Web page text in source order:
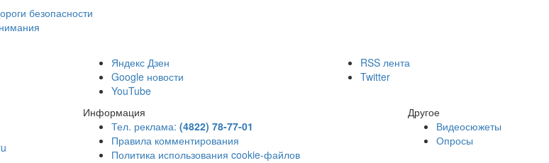
безопасности
Яндекс Дзен
Google новости
YouTube
RSS лента
Twitter
Информация
Тел. реклама: (4822) 78-77-01
Правила комментирования
Политика использования cookie-файлов
Другое
Видеосюжеты
Опросы